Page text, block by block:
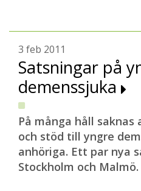
3 feb 2011
Satsningar på
demenssjuka
På många håll saknas
och stöd till yngre
anhöriga. Ett par nya
Stockholm och Malmö.